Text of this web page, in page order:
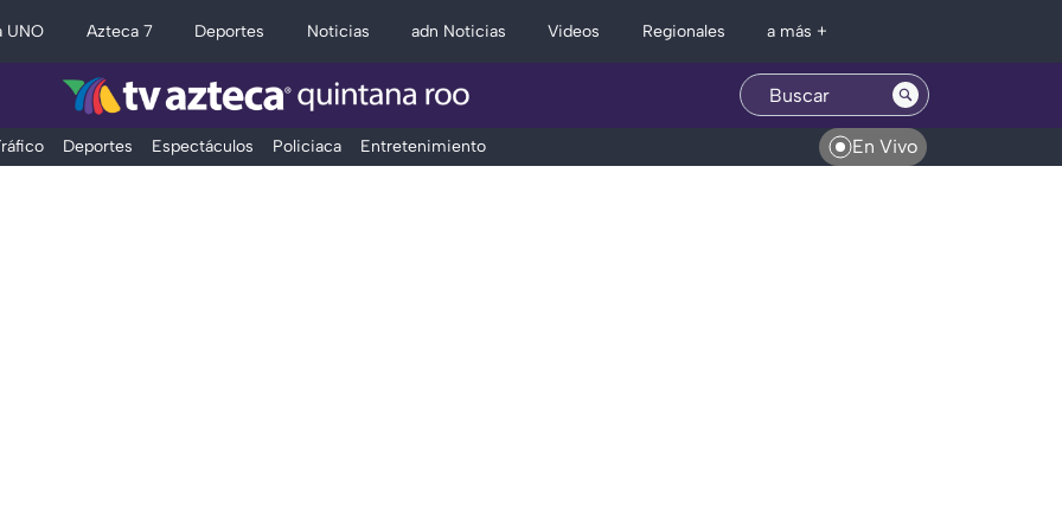
UNO Azteca 7 Deportes Noticias adn Noticias Videos Regionales a más +
Deportes Espectáculos Policiaca Entretenimiento En Vivo